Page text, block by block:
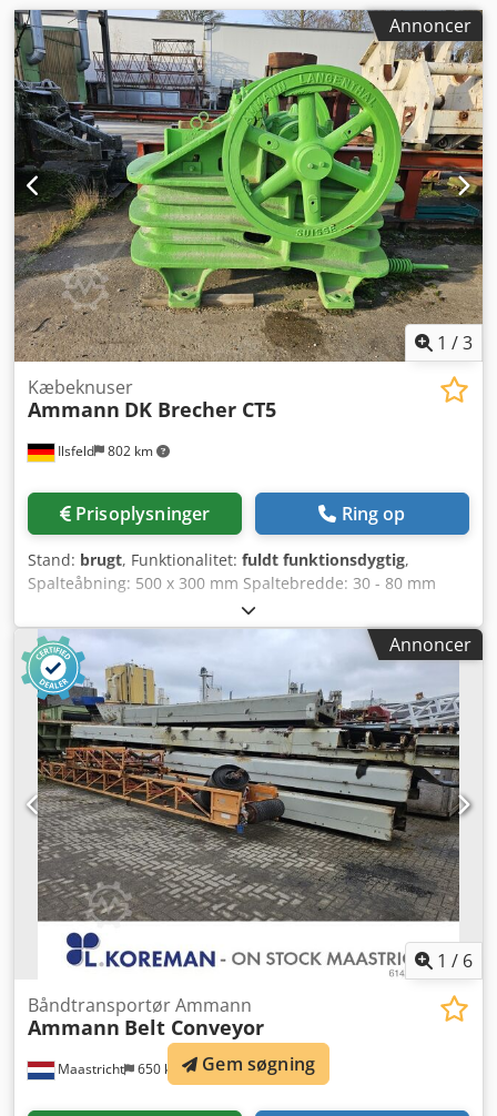
Anlæggets højde - 27 m Transportomkostninger afholdes
af køber.
Annoncer
1 /3
Ilsfeld 802 km
Kæbeknuser
Ammann DK Brecher CT5
Prisoplysninger Ring op
Stand: brugt, Funktionalitet: fuldt funktionsdygtig,
Spalteåbning: 500 x 300 mm Spaltebredde: 30 - 80 mm
Djdpjy Tyaqjfx Agvskr Vægt: 6.100 kg Effektbehov: 22 kW
Maskinen er blevet komplet værkstedsrenoveret og er
udstyret med nye knusebakker og nye sidekiler. Annoncer
1 / 6
Maastricht 650 km
Båndtransportør Ammann
Ammann Belt Conveyor
Gem søgning